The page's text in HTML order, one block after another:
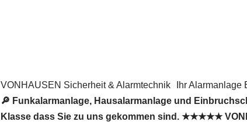
VONHAUSEN Sicherheit & Alarmtechnik
Ihr Alarmanlage
🔎 Funkalarmanlage, Hausalarmanlage und
Klasse dass Sie zu uns gekommen sind. ★★★★★